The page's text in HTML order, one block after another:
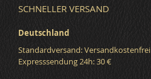
SCHNELLER VERSAND
Deutschland
Standardversand: Versandkostenfrei
Expresssendung 24h: 30 €